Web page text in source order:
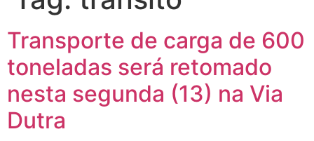
Transporte de carga de 600
toneladas será retomado
nesta segunda (13) na Via
Dutra